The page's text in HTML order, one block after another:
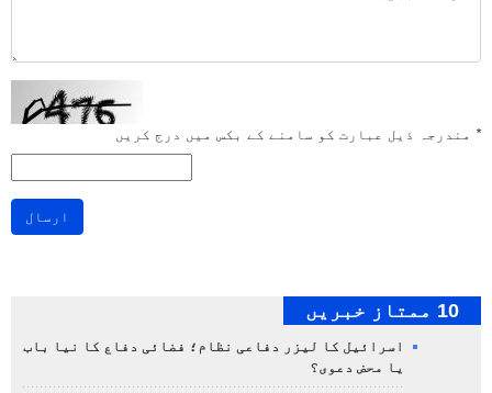
* مندرجہ ذیل عبارت کو سامنے کے بکس میں درج کریں
ارسال
10 ممتاز خبریں
اسرائیل کا لیزر دفاعی نظام؛ فضائی دفاع کا نیا باب
یا محض دعوی؟